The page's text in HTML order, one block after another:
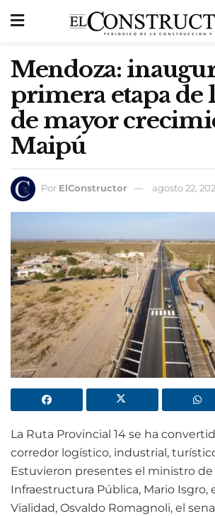
Mendoza:
primera etapa de
de mayor
Maipú
Por ElConstructor agosto 22,
La Ruta Provincial 14 se ha
corredor logístico, industrial,
Estuvieron presentes el ministro de
Infraestructura Pública, Mario Isgro,
Vialidad, Osvaldo Romagnoli, el